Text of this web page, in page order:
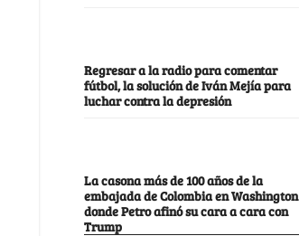
Regresar a la radio para comentar
fútbol, la solución de Iván Mejía para
luchar contra la depresión
La casona más de 100 años de la
embajada de Colombia en Washington
donde Petro afinó su cara a cara con
Trump